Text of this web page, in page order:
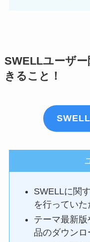
SWELLユーザ
きること！
SWELLに関
を行ってい
テーマ最新
品のダウンロ